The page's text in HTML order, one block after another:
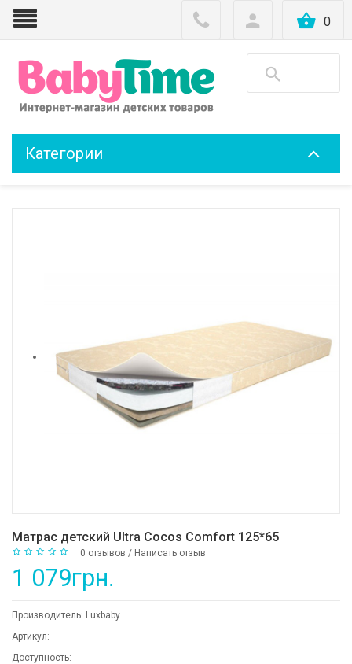
0
Категории
Матрас детский Ultra Cocos Comfort 125*65
0 отзывов / Написать отзыв
1 079грн.
Производитель: Luxbaby
Артикул:
Доступность: